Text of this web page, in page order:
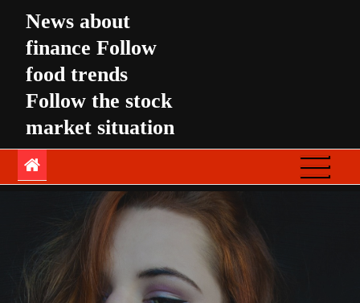
content
News about
finance Follow
food trends
Follow the stock
market situation